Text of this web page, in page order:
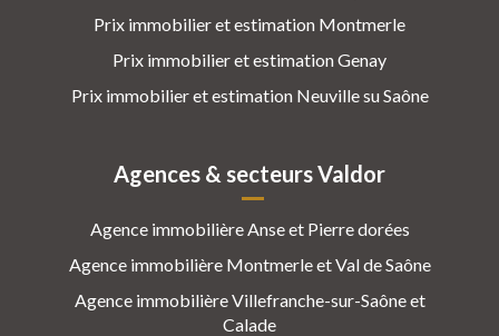
Prix immobilier et estimation Montmerle
Prix immobilier et estimation Genay
Prix immobilier et estimation Neuville su Saône
Agences & secteurs Valdor
Agence immobilière Anse et Pierre dorées
Agence immobilière Montmerle et Val de Saône
Agence immobilière Villefranche-sur-Saône et
Calade